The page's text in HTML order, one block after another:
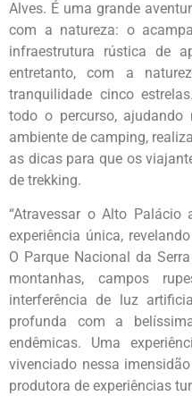
Alves. É uma grande
com a natureza: o
infraestrutura rústica de
entretanto, com a
tranquilidade cinco
todo o percurso, ajudando
ambiente de camping,
as dicas para que os
de trekking.
“Atravessar o Alto
experiência única,
O Parque Nacional da
montanhas, campos
interferência de luz
profunda com a
endêmicas. Uma
vivenciado nessa
produtora de experiências